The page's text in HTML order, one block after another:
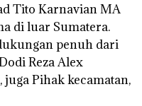
Tito Karnavian MA
di luar Sumatera.
penuh dari
Reza Alex
juga Pihak kecamatan,